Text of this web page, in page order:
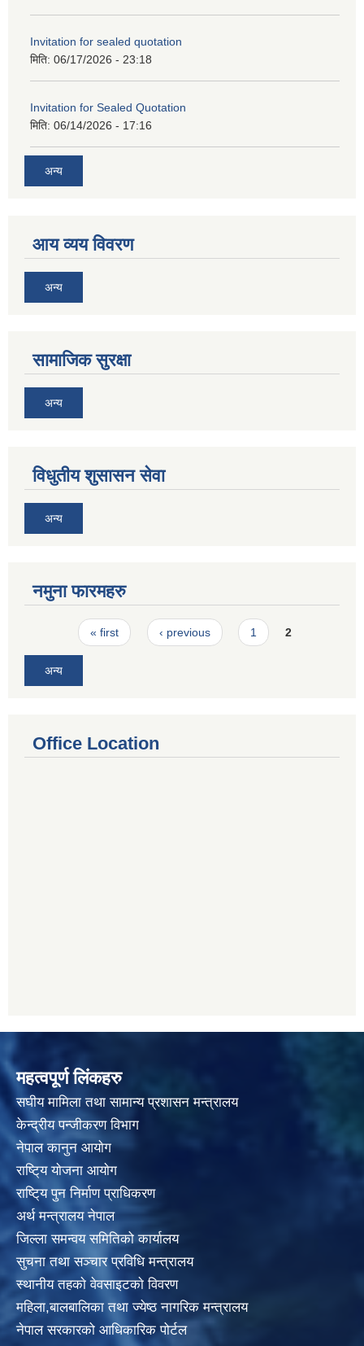
Invitation for sealed quotation
मिति: 06/17/2026 - 23:18
Invitation for Sealed Quotation
मिति: 06/14/2026 - 17:16
अन्य
आय व्यय विवरण
अन्य
सामाजिक सुरक्षा
अन्य
विधुतीय शुसासन सेवा
अन्य
नमुना फारमहरु
Pages« first ‹ previous 1 2
अन्य
Office Location
महत्वपूर्ण लिंकहरु
स‌घीय मामिला तथा सामान्य प्रशासन मन्त्रालय
केन्द्रीय पन्जीकरण विभाग
नेपाल कानुन आयाेग
राष्टि्य याेजना आयाेग
राष्टि्य पुन निर्माण प्राधिकरण
अर्थ मन्त्रालय नेपाल
जिल्ला समन्वय समितिको कार्यालय
सुचना तथा सञ्चार प्रविधि मन्त्रालय
स्थानीय तहकाे वेवसाइटकाे विवरण
महिला,बालबालिका तथा ज्येष्ठ नागरिक मन्त्रालय
नेपाल सरकारको आधिकारिक पोर्टल